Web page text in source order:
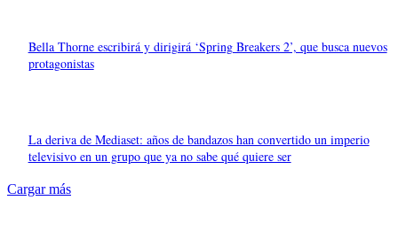
Bella Thorne escribirá y dirigirá ‘Spring Breakers 2’, que busca nuevos
protagonistas
La deriva de Mediaset: años de bandazos han convertido un imperio
televisivo en un grupo que ya no sabe qué quiere ser
Cargar más